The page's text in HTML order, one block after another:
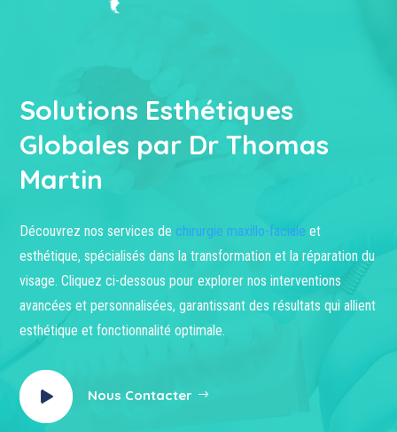
Solutions Esthétiques
Globales par Dr Thomas
Martin
Découvrez nos services de chirurgie maxillo-faciale et
esthétique, spécialisés dans la transformation et la réparation du
visage. Cliquez ci-dessous pour explorer nos interventions
avancées et personnalisées, garantissant des résultats qui allient
esthétique et fonctionnalité optimale.
Nous Contacter